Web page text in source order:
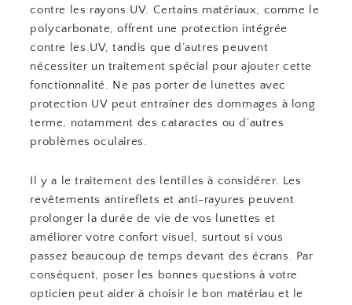
contre les rayons UV. Certains matériaux, comme le
polycarbonate, offrent une protection intégrée
contre les UV, tandis que d’autres peuvent
nécessiter un traitement spécial pour ajouter cette
fonctionnalité. Ne pas porter de lunettes avec
protection UV peut entraîner des dommages à long
terme, notamment des cataractes ou d’autres
problèmes oculaires.
Il y a le traitement des lentilles à considérer. Les
revêtements antireflets et anti-rayures peuvent
prolonger la durée de vie de vos lunettes et
améliorer votre confort visuel, surtout si vous
passez beaucoup de temps devant des écrans. Par
conséquent, poser les bonnes questions à votre
opticien peut aider à choisir le bon matériau et le